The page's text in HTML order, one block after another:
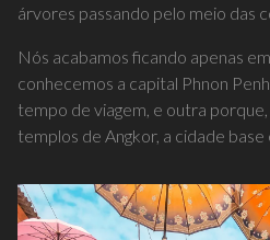
árvores passando pelo meio das
Nós acabamos ficando apenas
conhecemos a capital Phnon
tempo de viagem, e outra
templos de Angkor, a cidade base